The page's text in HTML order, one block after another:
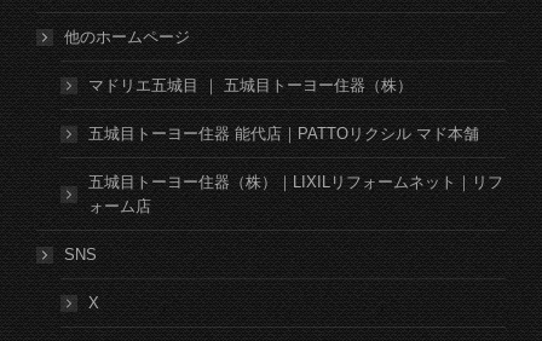
他のホームページ
マドリエ五城目 ｜ 五城目トーヨー住器（株）
五城目トーヨー住器 能代店｜PATTOリクシル マド本舗
五城目トーヨー住器（株）｜LIXILリフォームネット｜リフ
ォーム店
SNS
X